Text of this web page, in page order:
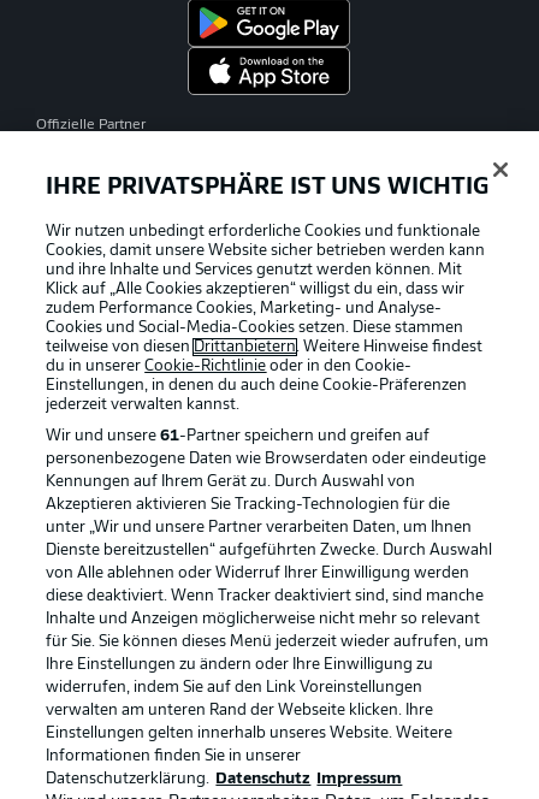
Offizielle Partner
Rechtliche Hinweise Voreinstellungen verwalten
Datenschutz Nutzungsbedingungen
Kontakt Jobs
Impressum Partner
Spieler Liveticker
AGB
IHRE PRIVATSPHÄRE IST UNS WICHTIG
Wir nutzen unbedingt erforderliche Cookies und funktionale
Cookies, damit unsere Website sicher betrieben werden kann
und ihre Inhalte und Services genutzt werden können. Mit
Klick auf „Alle Cookies akzeptieren“ willigst du ein, dass wir
zudem Performance Cookies, Marketing- und Analyse-
Cookies und Social-Media-Cookies setzen. Diese stammen
teilweise von diesen Drittanbietern. Weitere Hinweise findest
du in unsererCookie-Richtlinie oder in den Cookie-
Einstellungen, in denen du auch deine Cookie-Präferenzen
jederzeit verwalten kannst.
Wir und unsere61-Partner speichern und greifen auf
personenbezogene Daten wie Browserdaten oder eindeutige
Kennungen auf Ihrem Gerät zu. Durch Auswahl von
Akzeptieren aktivieren Sie Tracking-Technologien für die
unter „Wir und unsere Partner verarbeiten Daten, um Ihnen
Dienste bereitzustellen“ aufgeführten Zwecke. Durch Auswahl
von Alle ablehnen oder Widerruf Ihrer Einwilligung werden
diese deaktiviert. Wenn Tracker deaktiviert sind, sind manche
Inhalte und Anzeigen möglicherweise nicht mehr so relevant
für Sie. Sie können dieses Menü jederzeit wieder aufrufen, um
Ihre Einstellungen zu ändern oder Ihre Einwilligung zu
widerrufen, indem Sie auf den Link Voreinstellungen
verwalten am unteren Rand der Webseite klicken. Ihre
Einstellungen gelten innerhalb unseres Website. Weitere
Informationen finden Sie in unserer
Datenschutzerklärung.
Datenschutz Impressum